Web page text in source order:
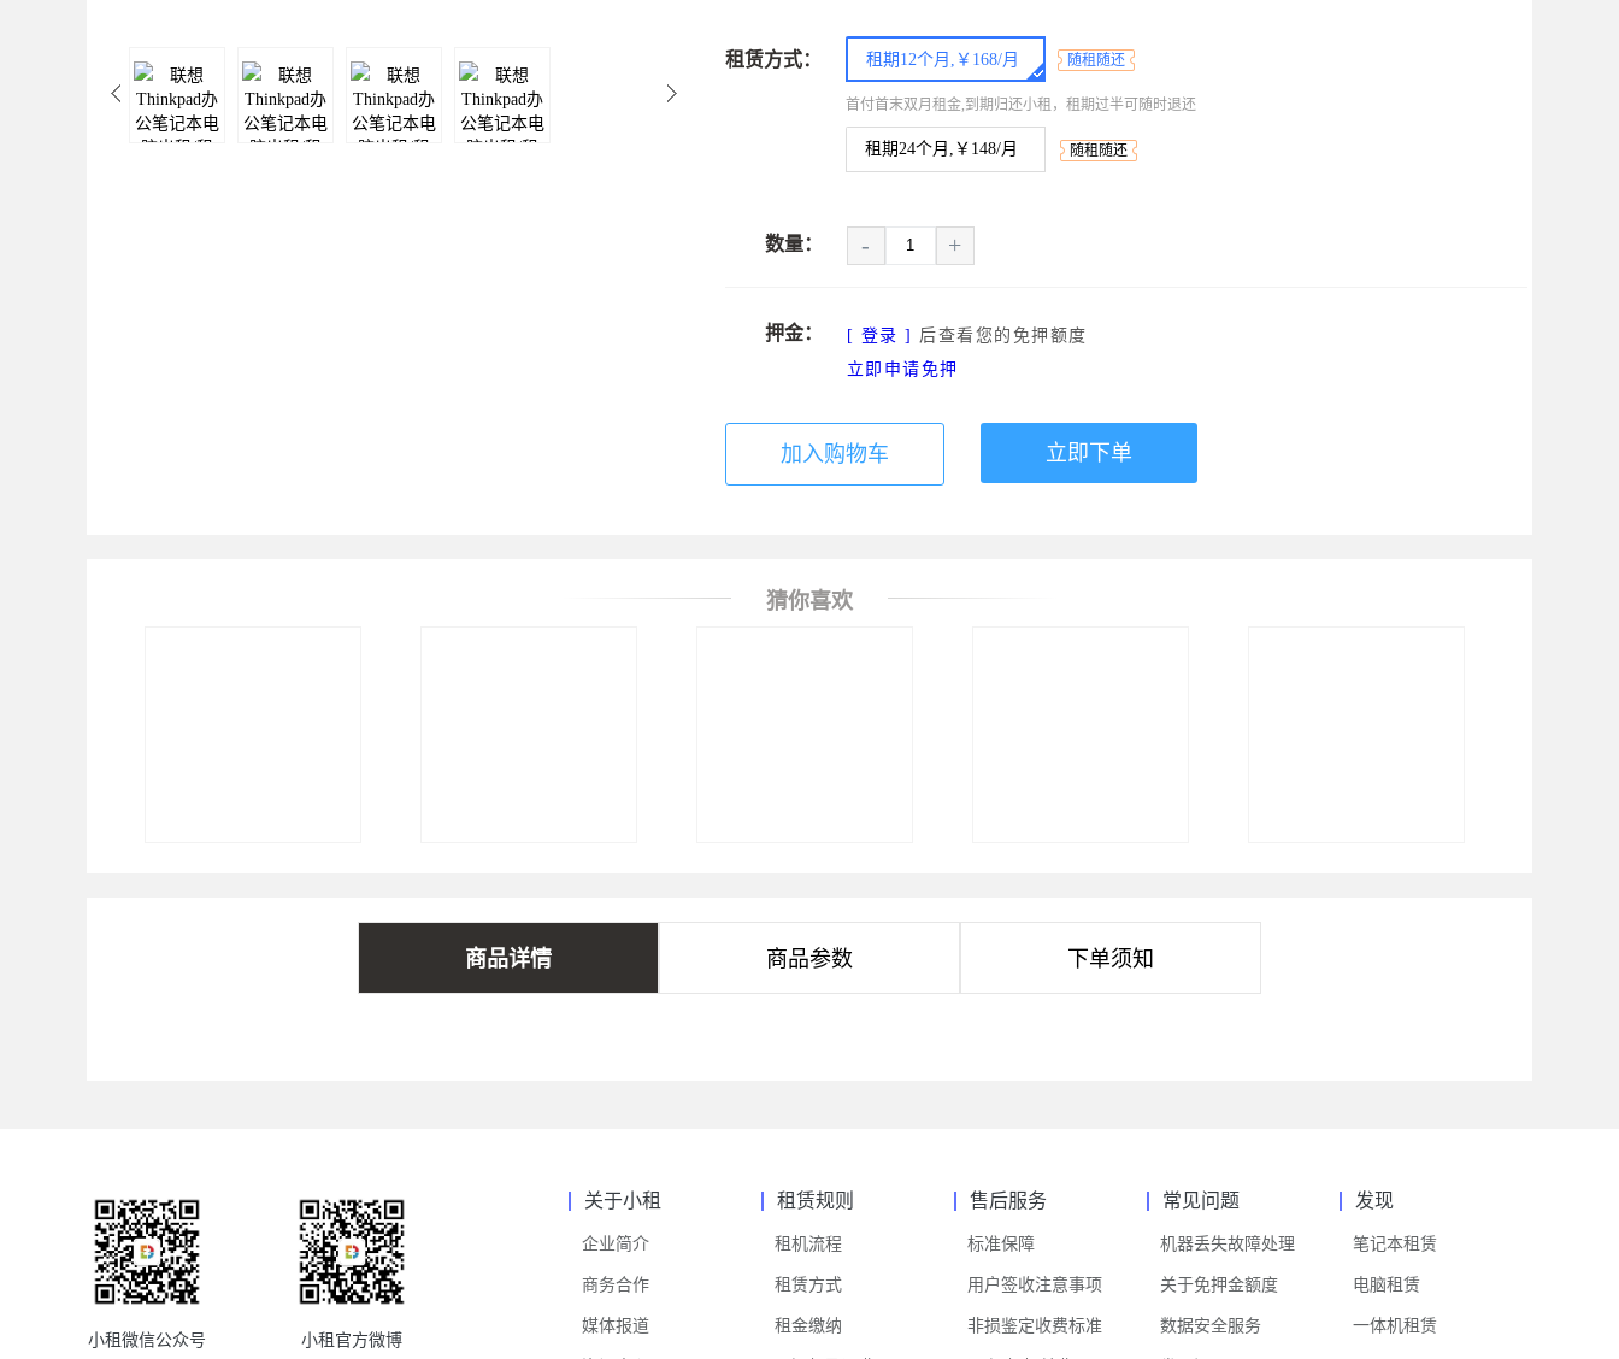
租赁方式： 租期12个月,￥168/月 随租随还
首付首末双月租金,到期归还小租，租期过半可随时退还
租期24个月,￥148/月 随租随还
数量： - +
押金： [ 登录 ]
后查看您的免押额度
立即申请免押
加入购物车 立即下单
猜你喜欢
商品详情 商品参数 下单须知
关于小租
企业简介
商务合作
媒体报道
租赁规则
租机流程
租赁方式
租金缴纳
售后服务
标准保障
用户签收注意事项
非损鉴定收费标准
常见问题
机器丢失故障处理
关于免押金额度
数据安全服务
发现
笔记本租赁
电脑租赁
一体机租赁
小租微信公众号
小租官方微博